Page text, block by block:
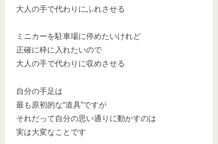
大人の手で代わりにふれさせる
ミニカーを駐車場に停めたいけれど
正確に枠に入れたいので
大人の手で代わりに収めさせる
自分の手足は
最も原初的な“道具”ですが
それだって自分の思い通りに動かすのは
実は大変なことです